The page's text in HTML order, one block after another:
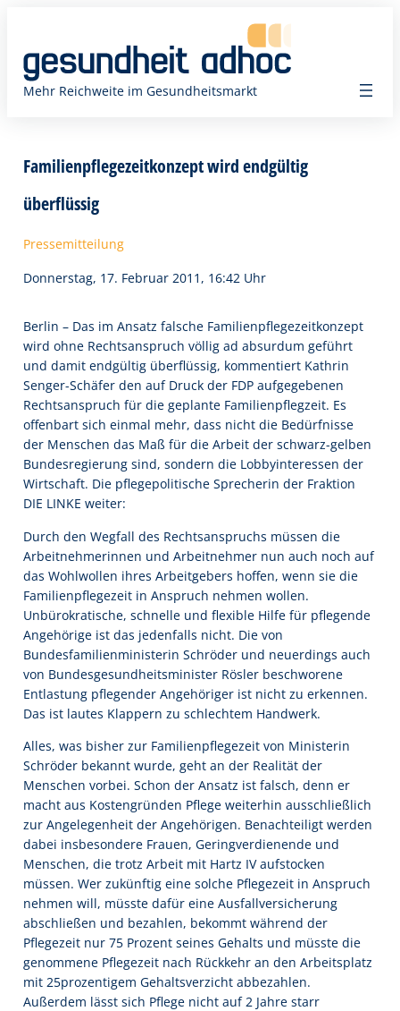
springen
Mehr Reichweite im Gesundheitsmarkt
Familienpflegezeitkonzept wird endgültig
überflüssig
Pressemitteilung
Donnerstag, 17. Februar 2011, 16:42 Uhr
Berlin – Das im Ansatz falsche Familienpflegezeitkonzept
wird ohne Rechtsanspruch völlig ad absurdum geführt
und damit endgültig überflüssig, kommentiert Kathrin
Senger-Schäfer den auf Druck der FDP aufgegebenen
Rechtsanspruch für die geplante Familienpflegzeit. Es
offenbart sich einmal mehr, dass nicht die Bedürfnisse
der Menschen das Maß für die Arbeit der schwarz-gelben
Bundesregierung sind, sondern die Lobbyinteressen der
Wirtschaft. Die pflegepolitische Sprecherin der Fraktion
DIE LINKE weiter:
Durch den Wegfall des Rechtsanspruchs müssen die
Arbeitnehmerinnen und Arbeitnehmer nun auch noch auf
das Wohlwollen ihres Arbeitgebers hoffen, wenn sie die
Familienpflegezeit in Anspruch nehmen wollen.
Unbürokratische, schnelle und flexible Hilfe für pflegende
Angehörige ist das jedenfalls nicht. Die von
Bundesfamilienministerin Schröder und neuerdings auch
von Bundesgesundheitsminister Rösler beschworene
Entlastung pflegender Angehöriger ist nicht zu erkennen.
Das ist lautes Klappern zu schlechtem Handwerk.
Alles, was bisher zur Familienpflegezeit von Ministerin
Schröder bekannt wurde, geht an der Realität der
Menschen vorbei. Schon der Ansatz ist falsch, denn er
macht aus Kostengründen Pflege weiterhin ausschließlich
zur Angelegenheit der Angehörigen. Benachteiligt werden
dabei insbesondere Frauen, Geringverdienende und
Menschen, die trotz Arbeit mit Hartz IV aufstocken
müssen. Wer zukünftig eine solche Pflegezeit in Anspruch
nehmen will, müsste dafür eine Ausfallversicherung
abschließen und bezahlen, bekommt während der
Pflegezeit nur 75 Prozent seines Gehalts und müsste die
genommene Pflegezeit nach Rückkehr an den Arbeitsplatz
mit 25prozentigem Gehaltsverzicht abbezahlen.
Außerdem lässt sich Pflege nicht auf 2 Jahre starr